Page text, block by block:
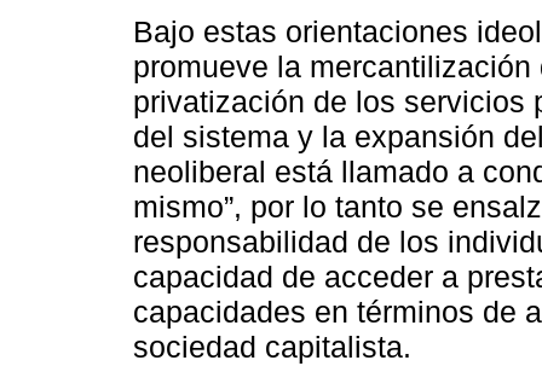
Bajo estas orientaciones
promueve la
privatización de los servicios
del sistema y la expansión
neoliberal está llamado a
mismo”, por lo tanto se
responsabilidad de los
capacidad de acceder a
capacidades en términos de
sociedad capitalista.